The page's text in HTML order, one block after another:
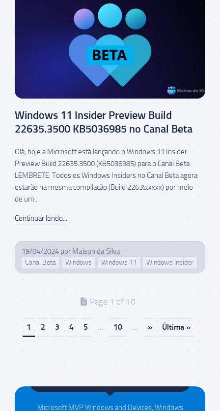
Windows 11 Insider Preview Build
22635.3500 KB5036985 no Canal Beta
Olá, hoje a Microsoft está lançando o Windows 11 Insider
Preview Build 22635.3500 (KB5036985) para o Canal Beta.
LEMBRETE: Todos os Windows Insiders no Canal Beta agora
estarão na mesma compilação (Build 22635.xxxx) por meio
de um...
Continuar lendo...
19/04/2024 por Maison da Silva
Canal Beta Windows Windows 11 Windows Insider
Page 1 of 10
1 2 3 4 5 ... 10 ... » Última »
Maison da Silva
Microsoft MVP Windows and Devices, Windows